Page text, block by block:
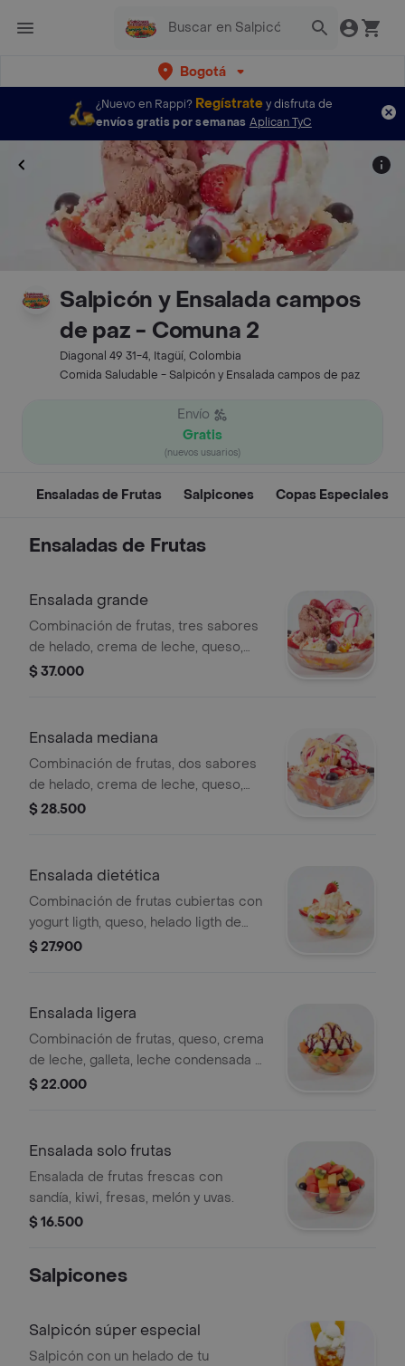
Bogotá
¿Nuevo en Rappi? Regístratey disfruta de
envíos gratis por semanas Aplican TyC
Salpicón y Ensalada campos
de paz - Comuna 2
Diagonal 49 31-4, Itagüí, Colombia
Comida Saludable - Salpicón y Ensalada campos de paz
Envío
Gratis
(nuevos usuarios)
Ensaladas de Frutas Salpicones Copas Especiales
Ensaladas de Frutas
Ensalada grande
Combinación de frutas, tres sabores
de helado, crema de leche, queso,
galleta, leche condensada y salsa de
$ 37.000
Ensalada mediana
Combinación de frutas, dos sabores
de helado, crema de leche, queso,
galleta, leche condensada y salsa de
$ 28.500
Ensalada dietética
Combinación de frutas cubiertas con
yogurt ligth, queso, helado ligth de
vainilla y galleta.
$ 27.900
Ensalada ligera
Combinación de frutas, queso, crema
de leche, galleta, leche condensada y
salsa de mora.
$ 22.000
Ensalada solo frutas
Ensalada de frutas frescas con
sandía, kiwi, fresas, melón y uvas.
$ 16.500
Salpicones
Salpicón súper especial
Salpicón con un helado de tu